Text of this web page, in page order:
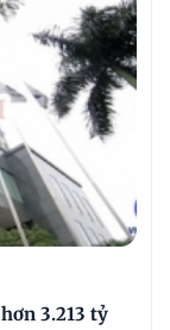
3.213 tỷ